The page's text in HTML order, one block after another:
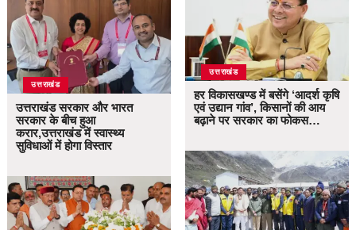
उत्तराखंड
उत्तराखंड सरकार और भारत
सरकार के बीच हुआ
करार,उत्तराखंड में स्वास्थ्य
सुविधाओं में होगा विस्तार
उत्तराखंड
हर विकासखण्ड में बसेंगे ‘आदर्श कृषि
एवं उद्यान गांव’, किसानों की आय
बढ़ाने पर सरकार का फोकस…